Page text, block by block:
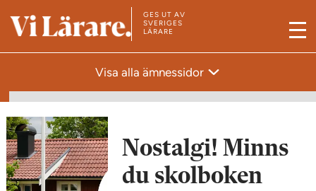
T
s
t
a
r
t
GES UT AV
SVERIGES
LÄRARE
M
Visa alla ämnessidor
Nostalgi! Minns
du skolboken